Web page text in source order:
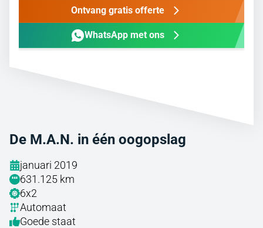
De M.A.N. in één oogopslag
januari 2019
631.125 km
6x2
Automaat
Goede staat
Ontvang gratis offerte
WhatsApp met ons